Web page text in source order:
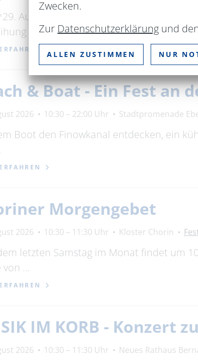
August 2026 um 10 Uhr** findet auf
…
& Boat - Ein Fest an
2026 10:30 – 22:00 Uhr Stadtpromenade
Boot den Finowkanal entdecken, ein
Morgengebet
2026 10:30 – 11:30 Uhr Kloster Chorin
letzten Samstag im Monat findet um
von …
IM KORB - Konzert
2026 10:30 – 11:30 Uhr Neues Rathaus
Zwecken.
Zur Datenschutzerklärung und
ALLEN ZUSTIMMEN NUR